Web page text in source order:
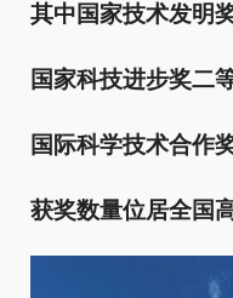
其中国家技术发明
国家科技进步奖二
国际科学技术合作
获奖数量位居全国